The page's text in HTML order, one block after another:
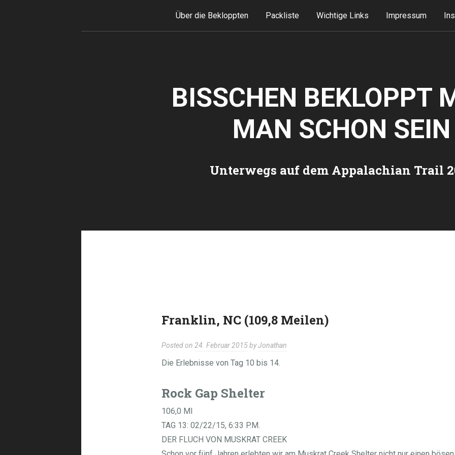
Über die Bekloppten Packliste Wichtige Links Impressum
BISSCHEN BEKLOPPT
MAN SCHON SEIN
Unterwegs auf dem Appalachian Trail
Franklin, NC (109,8 Meilen)
Posted on 24. Februar 2015byJonathan
Die Erlebnisse von Tag 10 bis 14.
Rock Gap Shelter
106,0 MI
TAG 13: 02/22/15, 6:33 P.M.
DER FLUCH VON MUSKRAT CREEK